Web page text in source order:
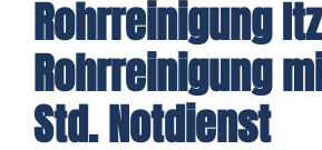
Rohrreinigung
Rohrreinigung
Std. Notdienst